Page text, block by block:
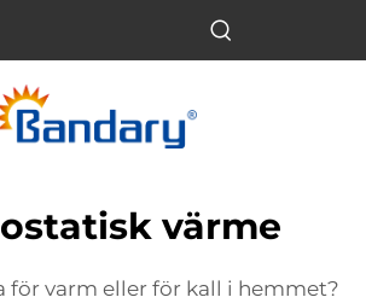
värme
för varm eller för kall i hemmet?